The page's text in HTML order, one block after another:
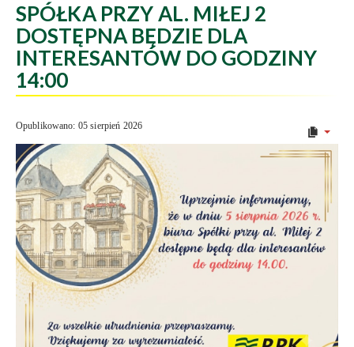
SPÓŁKA PRZY AL. MIŁEJ 2
DOSTĘPNA BĘDZIE DLA
INTERESANTÓW DO GODZINY
14:00
Opublikowano: 05 sierpień 2026